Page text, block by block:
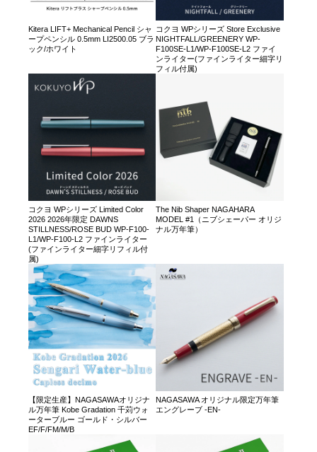
Kitera LIFT+ Mechanical Pencil シャ
ープペンシル 0.5mm LI2500.05 ブラ
ック/ホワイト
コクヨ WPシリーズ Store Exclusive
NIGHTFALL/GREENERY WP-
F100SE-L1/WP-F100SE-L2 ファイ
ンライター(ファインライター細字リ
フィル付属)
コクヨ WPシリーズ Limited Color
2026 2026年限定 DAWNS
STILLNESS/ROSE BUD WP-F100-
L1/WP-F100-L2 ファインライター
(ファインライター細字リフィル付
属)
The Nib Shaper NAGAHARA
MODEL #1（ニブシェーパー オリジ
ナル万年筆）
【限定生産】NAGASAWAオリジナ
ル万年筆 Kobe Gradation 千苅ウォ
ーターブルー ゴールド・シルバー
EF/F/FM/M/B
NAGASAWA オリジナル限定万年筆
エングレーブ -EN-